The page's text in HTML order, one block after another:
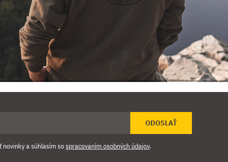
ODOSLAŤ
novinky a súhlasím sospracovaním osobných údajov.